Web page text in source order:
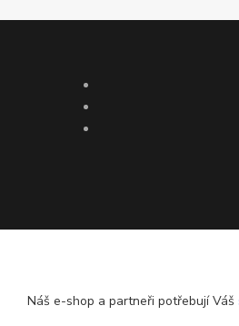
Náš e-shop a partneři potřebují Váš